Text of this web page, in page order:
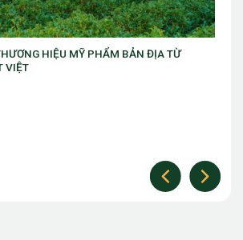
trình “VIB Swing – Mở khóa đặc quyền,
với ưu đãi Golf lên đến 10 triệu đồng